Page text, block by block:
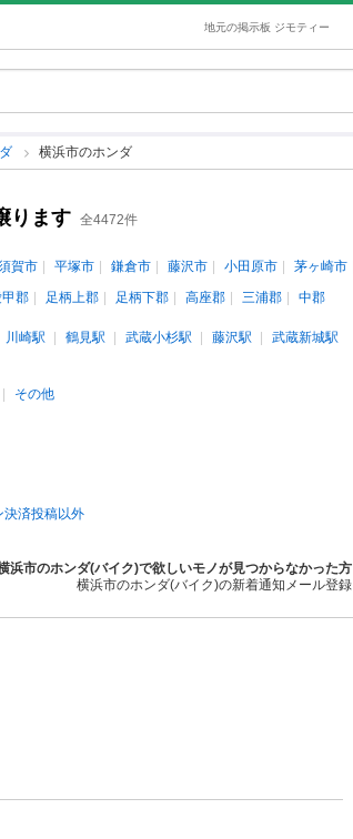
地元の掲示板 ジモティー
横浜市のホンダ
ります 全4472件
賀市 平塚市 鎌倉市 藤沢市 小田原市 茅ヶ崎市
郡 足柄上郡 足柄下郡 高座郡 三浦郡 中郡
川崎駅 鶴見駅 武蔵小杉駅 藤沢駅
武蔵新城駅
その他
決済投稿以外
浜市のホンダ(バイク)で欲しいモノが見つからなかった方
横浜市のホンダ(バイク)の新着通知メール登録